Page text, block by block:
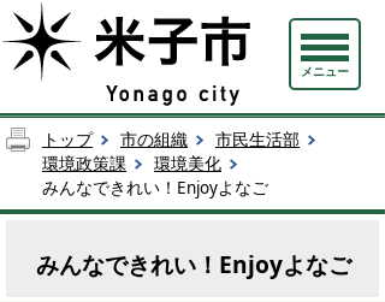
メニュー
トップ 市の組織
市民生活部
環境政策課
環境美化
みんなできれい！Enjoyよなご
みんなできれい！Enjoyよなご